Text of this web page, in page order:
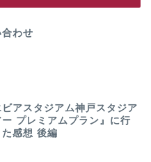
わせ
ビアスタジアム神戸スタジア
ー プレミアムプラン』に行
た感想 後編